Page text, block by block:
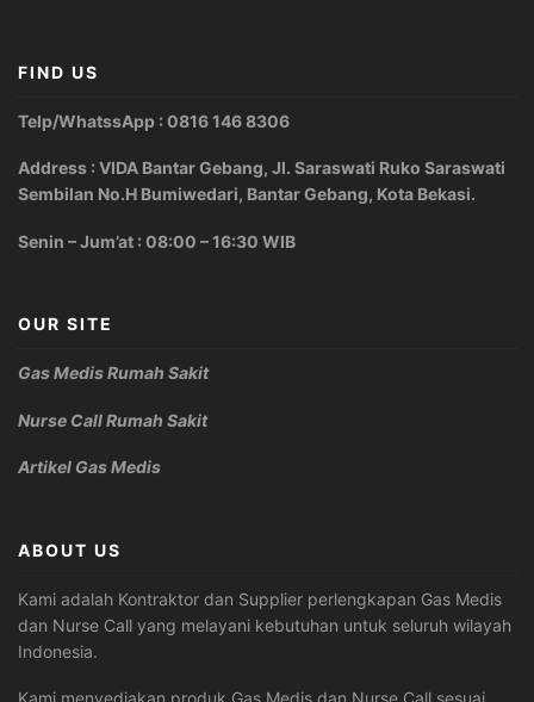
FIND US
Telp/WhatssApp : 0816 146 8306
Address : VIDA Bantar Gebang, Jl. Saraswati Ruko Saraswati
Sembilan No.H Bumiwedari, Bantar Gebang, Kota Bekasi.
Senin – Jum’at : 08:00 – 16:30 WIB
OUR SITE
Gas Medis Rumah Sakit
Nurse Call Rumah Sakit
Artikel Gas Medis
ABOUT US
Kami adalah Kontraktor dan Supplier perlengkapan Gas Medis
dan Nurse Call yang melayani kebutuhan untuk seluruh wilayah
Indonesia.
Kami menyediakan produk Gas Medis dan Nurse Call sesuai